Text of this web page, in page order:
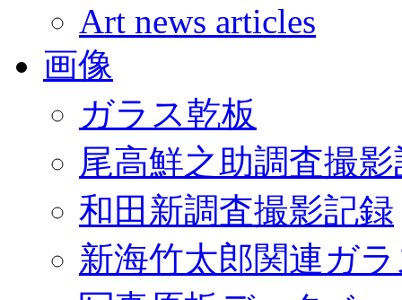
Art news articles
画像
ガラス乾板
尾高鮮之助調査撮
和田新調査撮影記録
新海竹太郎関連ガ